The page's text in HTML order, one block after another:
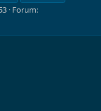
Forum: